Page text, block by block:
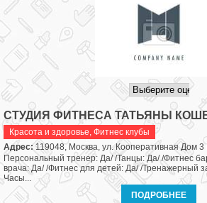
СТУДИЯ ФИТНЕСА ТАТЬЯНЫ
Красота и здоровье, Фитнес клубы
Адрес:119048, Москва, ул. Кооперативная Дом 3
Персональный тренер: Да/ /Танцы: Да/ /Фитнес
врача: Да/ /Фитнес для детей: Да/ /Тренажерный
Часы...
ПОДРОБНЕЕ